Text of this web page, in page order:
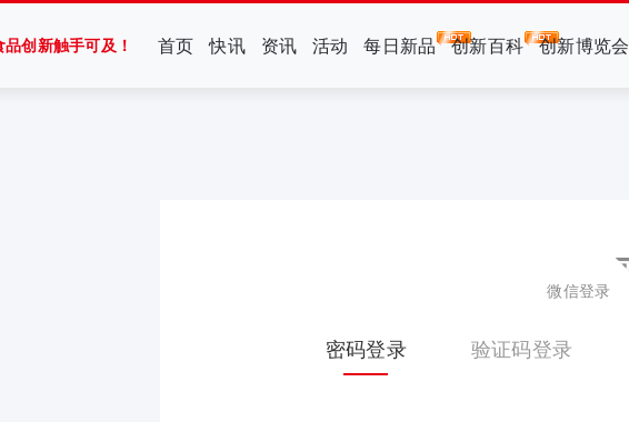
品创新触手可及！ 首页 快讯 资讯 活动 每日新品 创新百科 创新博览会
微信登录
密码登录 验证码登录